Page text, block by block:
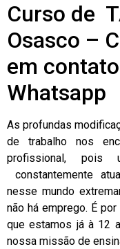
Curso de
Osasco –
em
Whatsapp
As profundas
de trabalho nos
profissional, pois
constantemente
nesse mundo
não há emprego. É
que estamos já à 12
nossa missão de